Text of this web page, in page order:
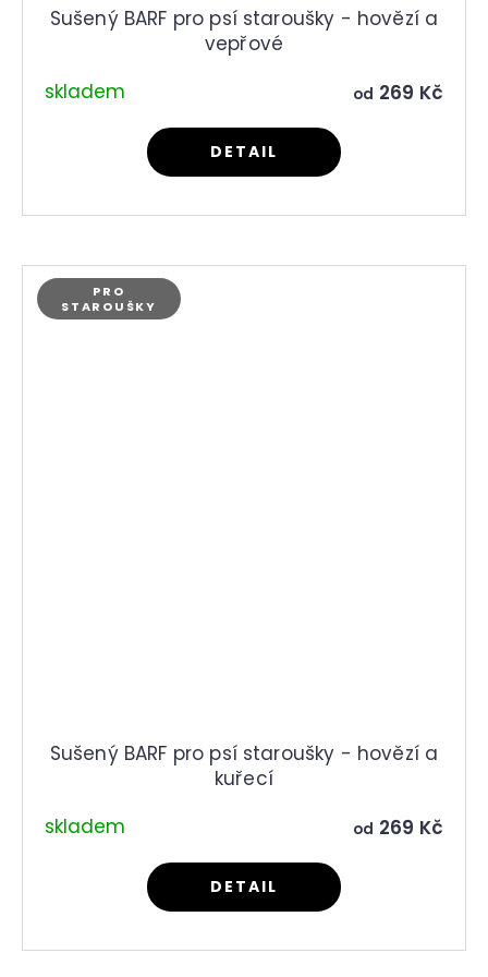
Sušený BARF pro psí staroušky - hovězí a
vepřové
skladem
od 269 Kč
DETAIL
PRO
STAROUŠKY
Sušený BARF pro psí staroušky - hovězí a
kuřecí
skladem
od 269 Kč
DETAIL